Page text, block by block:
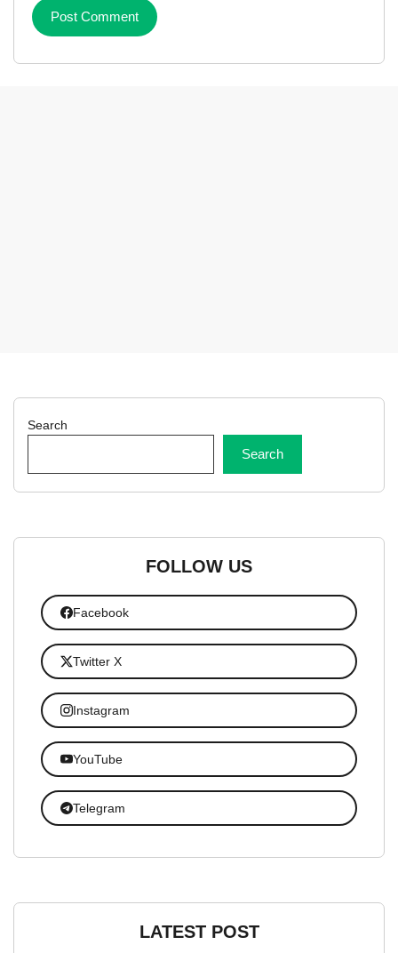
Search
Search
FOLLOW US
Facebook
Twitter X
Instagram
YouTube
Telegram
LATEST POST